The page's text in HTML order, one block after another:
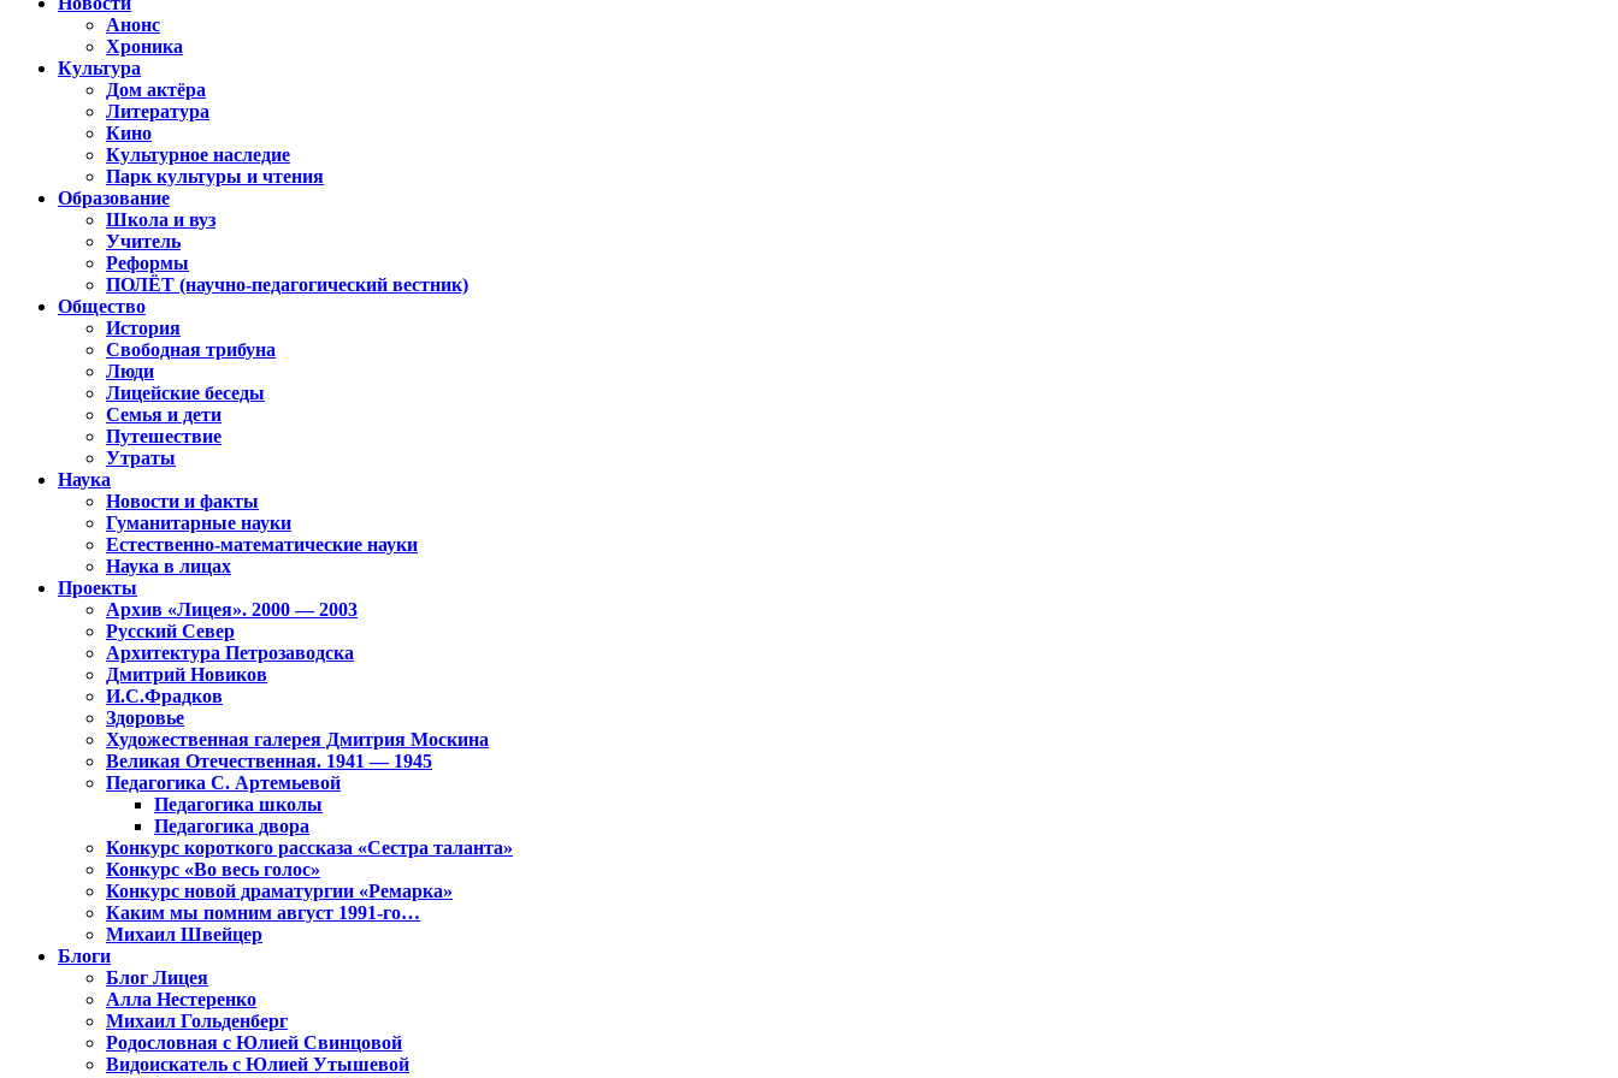
Анонс
Хроника
Культура
Дом актёра
Литература
Кино
Культурное наследие
Парк культуры и чтения
Образование
Школа и вуз
Учитель
Реформы
ПОЛЁТ (научно-педагогический вестник)
Общество
История
Свободная трибуна
Люди
Лицейские беседы
Семья и дети
Путешествие
Утраты
Наука
Новости и факты
Гуманитарные науки
Естественно-математические науки
Наука в лицах
Проекты
Архив «Лицея». 2000 — 2003
Русский Север
Архитектура Петрозаводска
Дмитрий Новиков
И.С.Фрадков
Здоровье
Художественная галерея Дмитрия Москина
Великая Отечественная. 1941 — 1945
Педагогика С. Артемьевой
Педагогика школы
Педагогика двора
Конкурс короткого рассказа «Сестра таланта»
Конкурс «Во весь голос»
Конкурс новой драматургии «Ремарка»
Каким мы помним август 1991-го…
Михаил Швейцер
Блоги
Блог Лицея
Алла Нестеренко
Михаил Гольденберг
Родословная с Юлией Свинцовой
Видоискатель с Юлией Утышевой